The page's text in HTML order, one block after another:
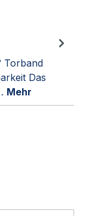
Torband
Das
Mehr